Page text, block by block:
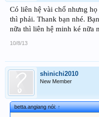
Có liên hệ vài chổ nhưng
thì phải. Thank bạn nhé.
nữa thì liên hệ minh ké nữa
10/8/13
shinichi2010
New Member
betta.angiang nói:↑